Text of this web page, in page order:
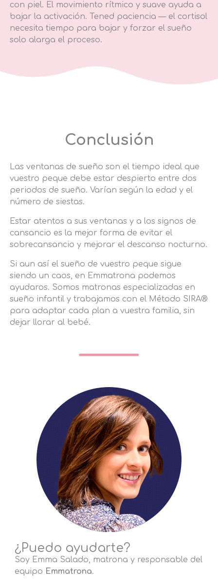
con piel. El movimiento rítmico y suave ayuda a
bajar la activación. Tened paciencia — el cortisol
necesita tiempo para bajar y forzar el sueño
solo alarga el proceso.
Conclusión
Las ventanas de sueño son el tiempo ideal que
vuestro peque debe estar despierto entre dos
periodos de sueño. Varían según la edad y el
número de siestas.
Estar atentos a sus ventanas y a los signos de
cansancio es la mejor forma de evitar el
sobrecansancio y mejorar el descanso nocturno.
Si aun así el sueño de vuestro peque sigue
siendo un caos, en Emmatrona podemos
ayudaros. Somos matronas especializadas en
sueño infantil y trabajamos con el Método SIRA®
para adaptar cada plan a vuestra familia, sin
dejar llorar al bebé.
¿Puedo ayudarte?
Soy Emma Salado, matrona y responsable del
equipo Emmatrona.